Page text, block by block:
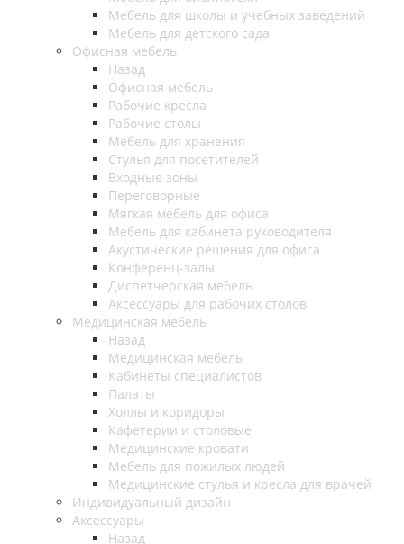
Мебель для школы и учебных заведений
Мебель для детского сада
Офисная мебель
Назад
Офисная мебель
Рабочие кресла
Рабочие столы
Мебель для хранения
Стулья для посетителей
Входные зоны
Переговорные
Мягкая мебель для офиса
Мебель для кабинета руководителя
Акустические решения для офиса
Конференц-залы
Диспетчерская мебель
Аксессуары для рабочих столов
Медицинская мебель
Назад
Медицинская мебель
Кабинеты специалистов
Палаты
Холлы и коридоры
Кафетерии и столовые
Медицинские кровати
Мебель для пожилых людей
Медицинские стулья и кресла для врачей
Индивидуальный дизайн
Аксессуары
Назад